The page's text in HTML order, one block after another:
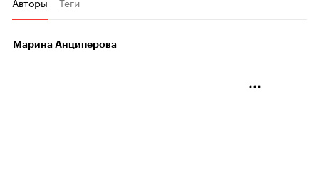
Марина Анциперова